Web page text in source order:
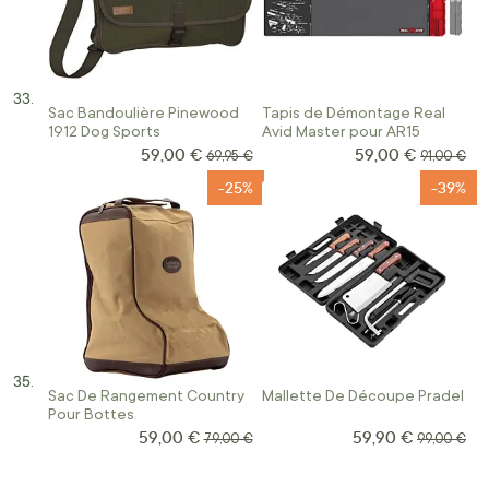
Sac Bandoulière Pinewood
1912 Dog Sports
Prix Spécial
59,00 € Prix normal
69,95 €
Tapis de Démontage Real
Avid Master pour AR15
Prix Spécial
59,00 € Prix
91,00 €
Sac De Rangement Country
Pour Bottes
-25%
Prix Spécial
59,00 € Prix normal
79,00 €
Mallette De Découpe Pradel
-39%
Prix Spécial
59,90 € Prix
99,00 €